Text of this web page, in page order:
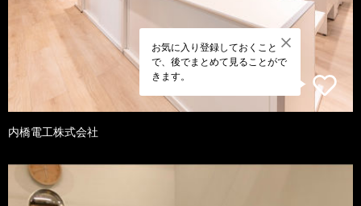
お気に入り登録しておくこと
で、後でまとめて見ることがで
きます。
内橋電工株式会社